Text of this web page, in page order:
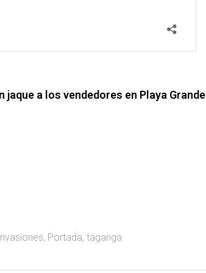
a los vendedores en Playa Grande
, Portada, taganga